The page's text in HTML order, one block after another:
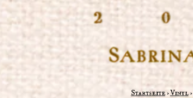
Startseite›Vinyl›